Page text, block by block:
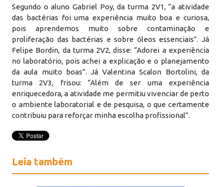
Segundo o aluno Gabriel Poy, da turma 2V1, “a atividade
das bactérias foi uma experiência muito boa e curiosa,
pois aprendemos muito sobre contaminação e
proliferação das bactérias e sobre óleos essenciais”. Já
Felipe Bordin, da turma 2V2, disse: “Adorei a experiência
no laboratório, pois achei a explicação e o planejamento
da aula muito boas”. Já Valentina Scalon Bortolini, da
turma 2V3, frisou: “Além de ser uma experiência
enriquecedora, a atividade me permitiu vivenciar de perto
o ambiente laboratorial e de pesquisa, o que certamente
contribuiu para reforçar minha escolha profissional”.
Leia também